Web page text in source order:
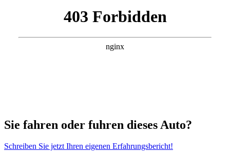
Sie fahren oder fuhren dieses Auto?
Schreiben Sie jetzt Ihren eigenen Erfahrungsbericht!